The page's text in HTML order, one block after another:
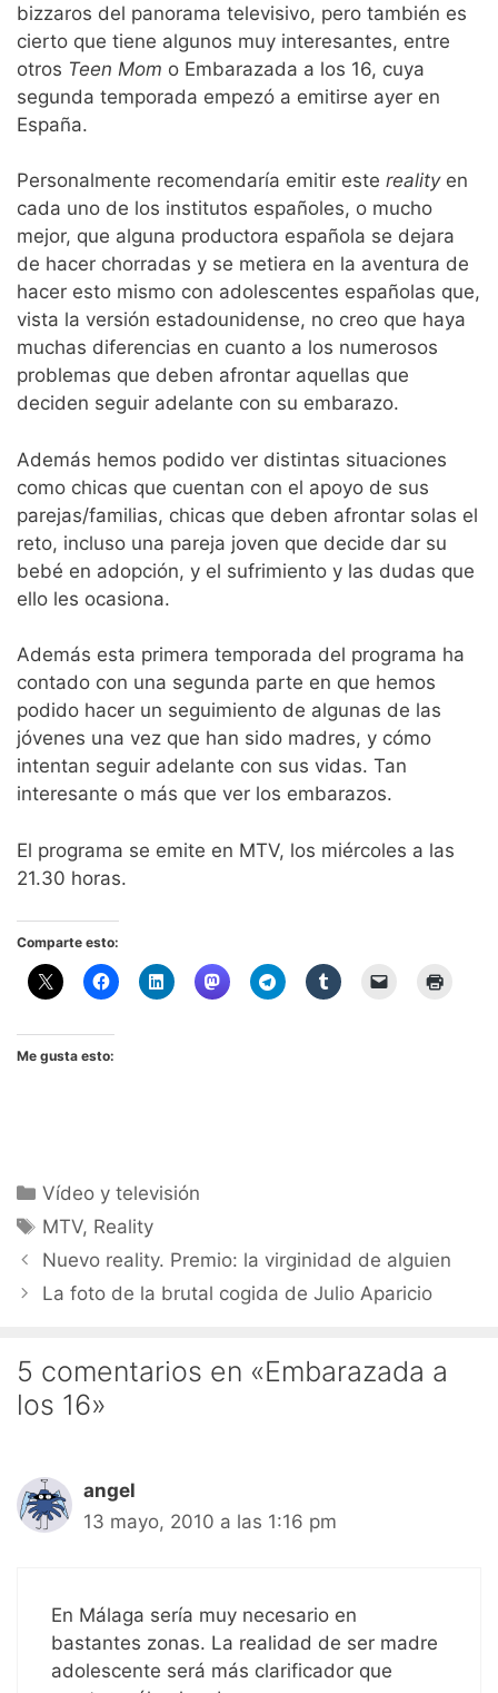
bizzaros del panorama televisivo, pero también es
cierto que tiene algunos muy interesantes, entre
otros Teen Mom o Embarazada a los 16, cuya
segunda temporada empezó a emitirse ayer en
España.
Personalmente recomendaría emitir este realityen
cada uno de los institutos españoles, o mucho
mejor, que alguna productora española se dejara
de hacer chorradas y se metiera en la aventura de
hacer esto mismo con adolescentes españolas que,
vista la versión estadounidense, no creo que haya
muchas diferencias en cuanto a los numerosos
problemas que deben afrontar aquellas que
deciden seguir adelante con su embarazo.
Además hemos podido ver distintas situaciones
como chicas que cuentan con el apoyo de sus
parejas/familias, chicas que deben afrontar solas el
reto, incluso una pareja joven que decide dar su
bebé en adopción, y el sufrimiento y las dudas que
ello les ocasiona.
Además esta primera temporada del programa ha
contado con una segunda parte en que hemos
podido hacer un seguimiento de algunas de las
jóvenes una vez que han sido madres, y cómo
intentan seguir adelante con sus vidas. Tan
interesante o más que ver los embarazos.
El programa se emite en MTV, los miércoles a las
21.30 horas.
Comparte esto:
Me gusta esto:
Categorías
Vídeo y televisión
Etiquetas
MTV, Reality
Nuevo reality. Premio: la virginidad de alguien
La foto de la brutal cogida de Julio Aparicio
5 comentarios en «Embarazada a
los 16»
angel
13 mayo, 2010 a las 1:16 pm
En Málaga sería muy necesario en
bastantes zonas. La realidad de ser madre
adolescente será más clarificador que